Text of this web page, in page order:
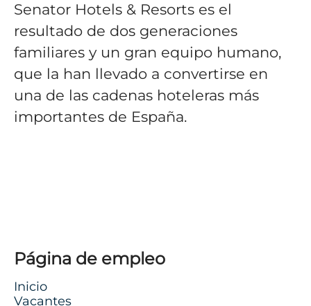
Senator Hotels & Resorts es el
resultado de dos generaciones
familiares y un gran equipo humano,
que la han llevado a convertirse en
una de las cadenas hoteleras más
importantes de España.
Página de empleo
Inicio
Vacantes